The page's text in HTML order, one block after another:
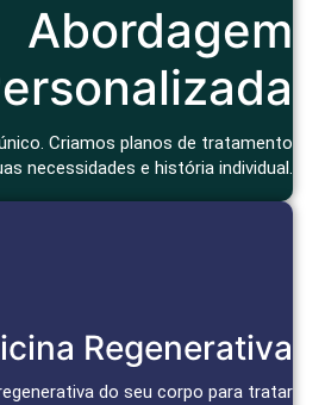
Abordagem
Criamos planos de tratamento
necessidades e história individual.
e um tratamento que considera seu
de vida e bem-estar geral.
Consulta
Regenerativa
do seu corpo para tratar
e Alívio Duradouro
reparam tecidos, aceleram a cura
alívio duradouro da dor.